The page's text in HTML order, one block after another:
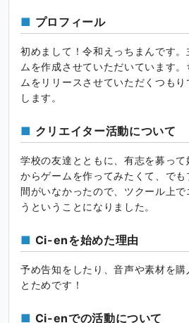
プロフィール
初めまして！令和えっちまんです
ムを作成させていただいています
ムをリリースさせていただくつも
します。
クリエイター活動について
学校の友達とともに、有志を募っ
からゲームを作ってみたくて、で
間がいなかったので、ツクール上で
うということになりました。
Ci-enを始めた理由
予め告知をしたり、音声や素材を購
とためです！
Ci-enでの活動について